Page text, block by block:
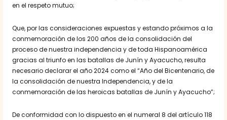
en el respeto mutuo;
Que, por las consideraciones expuestas y estando próximos a la
conmemoración de los 200 años de la consolidación del
proceso de nuestra independencia y de toda Hispanoamérica
gracias al triunfo en las batallas de Junín y Ayacucho, resulta
necesario declarar el año 2024 como el “Año del Bicentenario, de
la consolidación de nuestra Independencia, y de la
conmemoración de las heroicas batallas de Junín y Ayacucho”;
De conformidad con lo dispuesto en el numeral 8 del artículo 118